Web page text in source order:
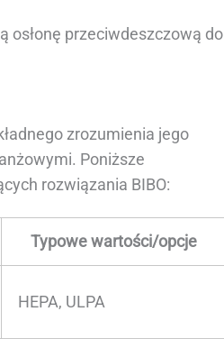
osłonę przeciwdeszczową do
zrozumienia jego
Poniższe
rozwiązania BIBO:
Typowe wartości/opcje
HEPA, ULPA